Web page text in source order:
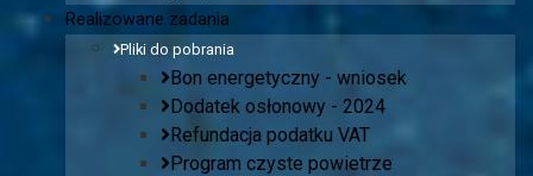
Realizowane zadania
Pliki do pobrania
Bon energetyczny - wniosek
Dodatek osłonowy - 2024
Refundacja podatku VAT
Program czyste powietrze